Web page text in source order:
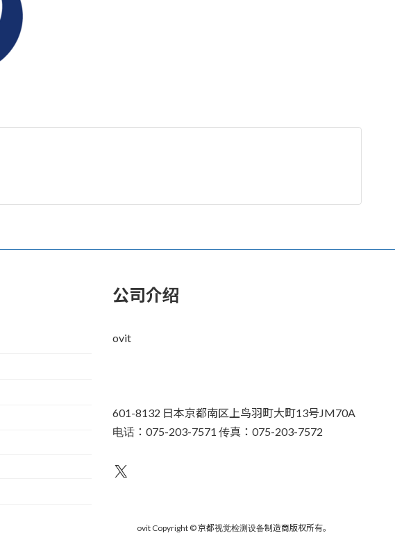
公司介绍
ovit
601-8132 日本京都南区上鸟羽町大町13号JM70A
电话：075-203-7571 传真：075-203-7572
不为人知
ovit Copyright © 京都视觉检测设备制造商版权所有。